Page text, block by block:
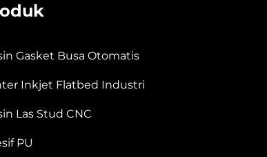
Gasket Busa Otomatis
Inkjet Flatbed Industri
Las Stud CNC
PU